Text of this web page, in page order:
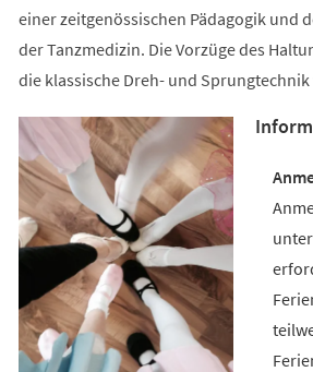
einer zeitgenössischen Pädagogik und
der Tanzmedizin. Die Vorzüge des
die klassische Dreh- und